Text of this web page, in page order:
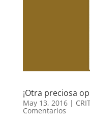
¡Otra preciosa
May 13, 2016|
Comentarios